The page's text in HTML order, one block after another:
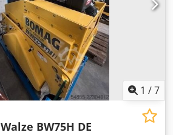
1 /7
BW75H DE